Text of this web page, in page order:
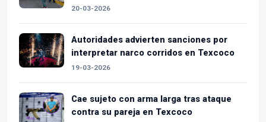
20-03-2026
Autoridades advierten sanciones por
interpretar narco corridos en Texcoco
19-03-2026
Cae sujeto con arma larga tras ataque
contra su pareja en Texcoco